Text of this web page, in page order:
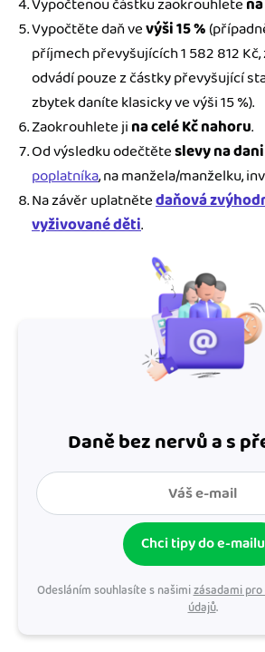
Vypočtěte daň vevýši 15 %
příjmech převyšujících 1 582 812 Kč,
odvádí pouze z částky převyšující
zbytek daníte klasicky ve výši 15 %).
Zaokrouhlete jina celé Kč nahoru.
Od výsledku odečtěteslevy na dani
poplatníka, na manžela/manželku,
Na závěr uplatnětedaňová
vyživované děti.
Daně bez nervů a s
Chci tipy do e-mailu
Odesláním souhlasíte s našimizásadami
údajů.